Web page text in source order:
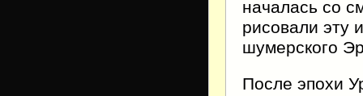
началась со
рисовали эту
шумерского
После эпохи